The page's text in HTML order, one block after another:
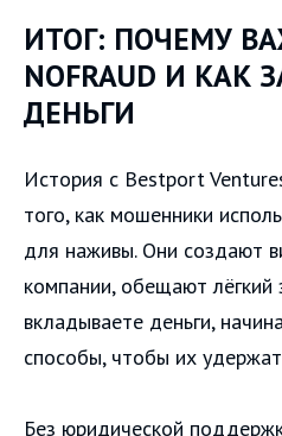
ИТОГ: ПОЧЕМУ
NOFRAUD И
ДЕНЬГИ
История с Bestport
того, как мошенники
для наживы. Они создают
компании, обещают лёгкий
вкладываете деньги,
способы, чтобы их
Без юридической